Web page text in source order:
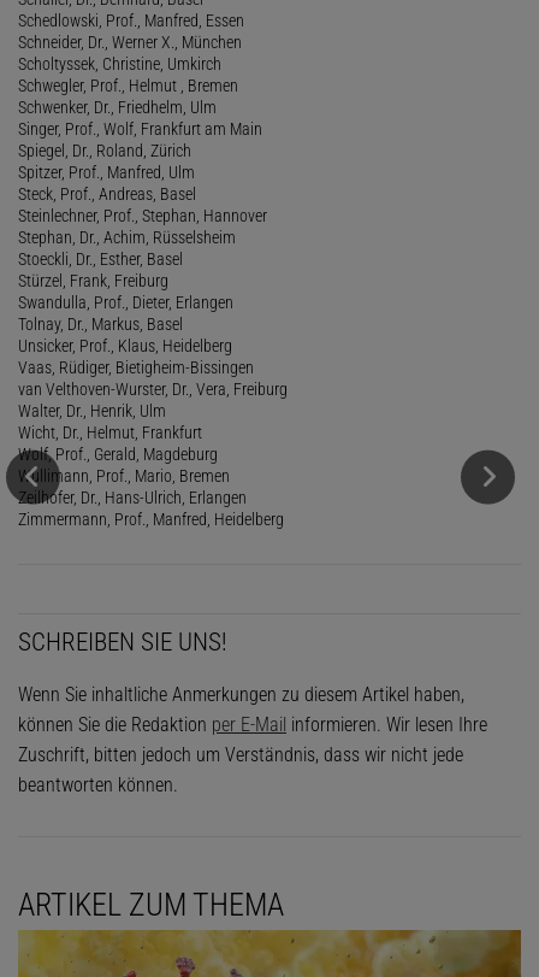
Schedlowski, Prof., Manfred, Essen
Schneider, Dr., Werner X., München
Scholtyssek, Christine, Umkirch
Schwegler, Prof., Helmut , Bremen
Schwenker, Dr., Friedhelm, Ulm
Singer, Prof., Wolf, Frankfurt am Main
Spiegel, Dr., Roland, Zürich
Spitzer, Prof., Manfred, Ulm
Steck, Prof., Andreas, Basel
Steinlechner, Prof., Stephan, Hannover
Stephan, Dr., Achim, Rüsselsheim
Stoeckli, Dr., Esther, Basel
Stürzel, Frank, Freiburg
Swandulla, Prof., Dieter, Erlangen
Tolnay, Dr., Markus, Basel
Unsicker, Prof., Klaus, Heidelberg
Vaas, Rüdiger, Bietigheim-Bissingen
van Velthoven-Wurster, Dr., Vera, Freiburg
Walter, Dr., Henrik, Ulm
Wicht, Dr., Helmut, Frankfurt
Wolf, Prof., Gerald, Magdeburg
Wullimann, Prof., Mario, Bremen
Zeilhofer, Dr., Hans-Ulrich, Erlangen
Zimmermann, Prof., Manfred, Heidelberg
SCHREIBEN SIE UNS!
Wenn Sie inhaltliche Anmerkungen zu diesem Artikel haben,
können Sie die Redaktion per E-Mail informieren. Wir lesen Ihre
Zuschrift, bitten jedoch um Verständnis, dass wir nicht jede
beantworten können.
ARTIKEL ZUM THEMA